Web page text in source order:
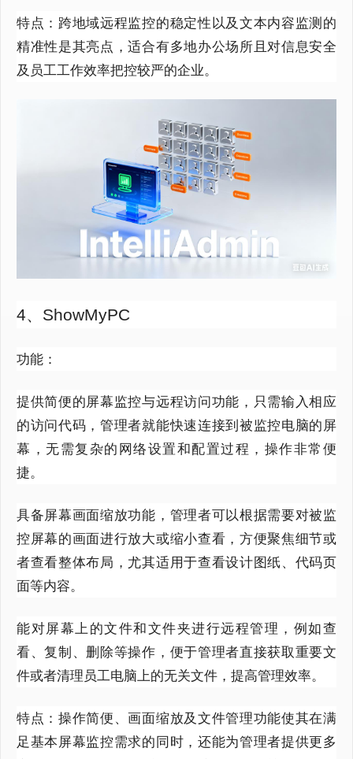
特点：跨地域远程监控的稳定性以及文本内容监测的
精准性是其亮点，适合有多地办公场所且对信息安全
及员工工作效率把控较严的企业。
4、ShowMyPC
功能：
提供简便的屏幕监控与远程访问功能，只需输入相应
的访问代码，管理者就能快速连接到被监控电脑的屏
幕，无需复杂的网络设置和配置过程，操作非常便
捷。
具备屏幕画面缩放功能，管理者可以根据需要对被监
控屏幕的画面进行放大或缩小查看，方便聚焦细节或
者查看整体布局，尤其适用于查看设计图纸、代码页
面等内容。
能对屏幕上的文件和文件夹进行远程管理，例如查
看、复制、删除等操作，便于管理者直接获取重要文
件或者清理员工电脑上的无关文件，提高管理效率。
特点：操作简便、画面缩放及文件管理功能使其在满
足基本屏幕监控需求的同时，还能为管理者提供更多